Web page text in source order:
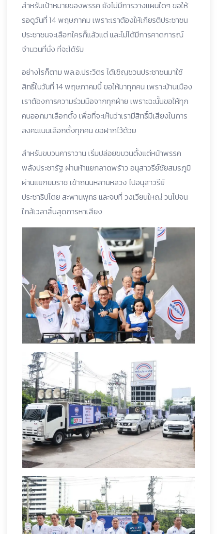
สำหรับเป้าหมายของพรรค ยังไม่มีการวางแผนใดๆ ขอให้
รอดูวันที่ 14 พฤษภาคม เพราะเราต้องให้เกียรติประชาชน
ประชาชนจะเลือกใครก็แล้วแต่ และไม่ได้มีการคาดการณ์
จำนวนที่นั่ง ที่จะได้รับ
อย่างไรก็ตาม พล.อ.ประวิตร ได้เชิญชวนประชาชนมาใช้
สิทธิ์ในวันที่ 14 พฤษภาคมนี้ ขอให้มาทุกคน เพราะบ้านเมือง
เราต้องการความร่วมมือจากทุกฝ่าย เพราะฉะนั้นขอให้ทุก
คนออกมาเลือกตั้ง เพื่อที่จะเห็นว่าเรามีสิทธิ์มีเสียงในการ
ลงคะแนนเลือกตั้งทุกคน ขอฝากไว้ด้วย
สำหรับขบวนคาราวาน เริ่มปล่อยขบวนตั้งแต่หน้าพรรค
พลังประชารัฐ ผ่านห้าแยกลาดพร้าว อนุสาวรีย์ชัยสมรภูมิ
ผ่านแยกยมราช เข้าถนนหลานหลวง ไปอนุสาวรีย์
ประชาธิปไตย สะพานพุทธ และจบที่ วงเวียนใหญ่ วนไปจน
ใกล้เวลาสิ้นสุดการหาเสียง